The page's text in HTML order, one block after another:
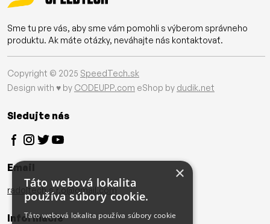
Sme tu pre vás, aby sme vám pomohli s výberom správneho
produktu. Ak máte otázky, neváhajte nás kontaktovať.
Copyright © 2025 SpeedTech.sk
Design with ♥ by CODEUPP.com eShop by dudik.net
Sledujte nás
Email
radoltech.s.r.o@gmail.com
Informácie
×
Táto webová lokalita
používa súbory cookie.
Táto webová lokalita používa súbory cookie